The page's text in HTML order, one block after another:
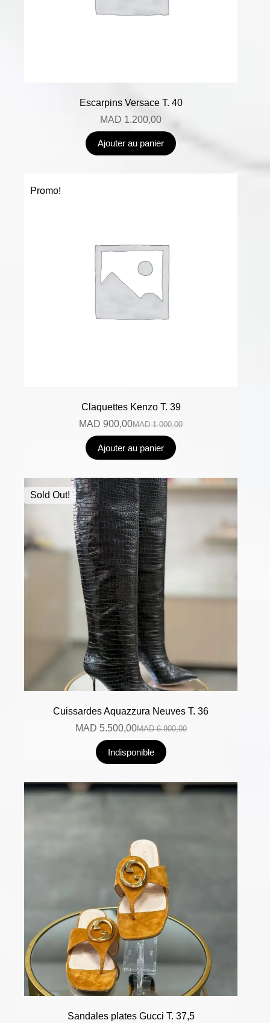
Escarpins Versace T. 40
MAD 1.200,00
Ajouter au panier
Promo!
Claquettes Kenzo T. 39
MAD1.000,00
MAD 900,00
Ajouter au panier
Sold Out!
Cuissardes Aquazzura Neuves T. 36
MAD6.900,00
MAD 5.500,00
Indisponible
Sandales plates Gucci T. 37,5